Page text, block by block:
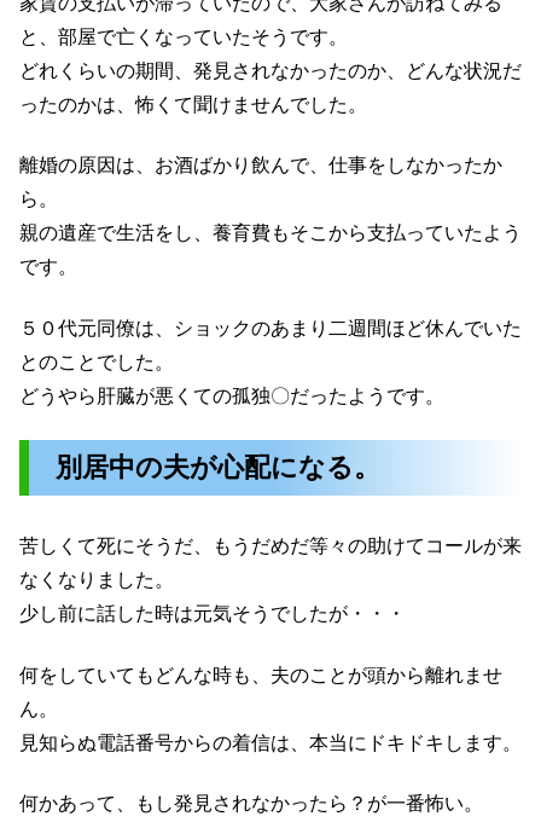
と、部屋で亡くなっていたそうです。
どれくらいの期間、発見されなかったのか、どんな状況だ
ったのかは、怖くて聞けませんでした。
離婚の原因は、お酒ばかり飲んで、仕事をしなかったか
ら。
親の遺産で生活をし、養育費もそこから支払っていたよう
です。
５０代元同僚は、ショックのあまり二週間ほど休んでいた
とのことでした。
どうやら肝臓が悪くての孤独〇だったようです。
別居中の夫が心配になる。
苦しくて死にそうだ、もうだめだ等々の助けてコールが来
なくなりました。
少し前に話した時は元気そうでしたが・・・
何をしていてもどんな時も、夫のことが頭から離れませ
ん。
見知らぬ電話番号からの着信は、本当にドキドキします。
何かあって、もし発見されなかったら？が一番怖い。